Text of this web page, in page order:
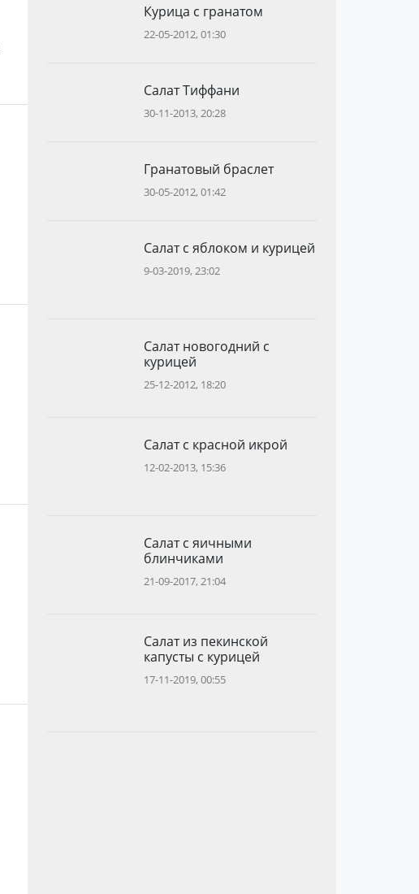
Курица с гранатом
22-05-2012, 01:30
Салат Тиффани
30-11-2013, 20:28
Гранатовый браслет
30-05-2012, 01:42
Салат с яблоком и курицей
9-03-2019, 23:02
Салат новогодний с
курицей
25-12-2012, 18:20
Салат с красной икрой
12-02-2013, 15:36
Салат с яичными
блинчиками
21-09-2017, 21:04
Салат из пекинской
капусты с курицей
17-11-2019, 00:55